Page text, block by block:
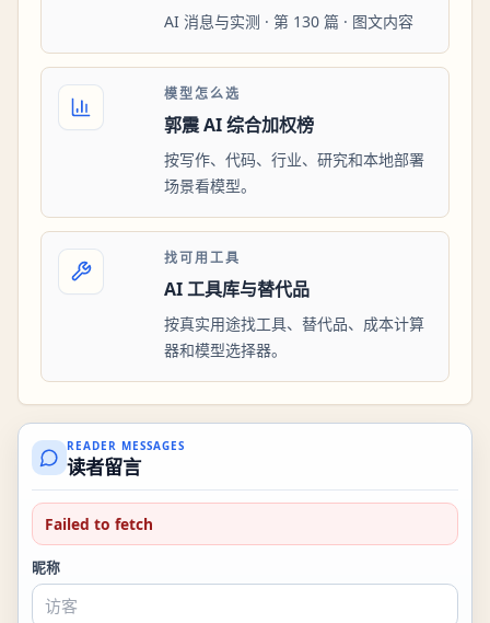
AI 消息与实测 · 第 130 篇 · 图文内容
模型怎么选
郭震 AI 综合加权榜
按写作、代码、行业、研究和本地部署
场景看模型。
找可用工具
AI 工具库与替代品
按真实用途找工具、替代品、成本计算
器和模型选择器。
READER MESSAGES
读者留言
Failed to fetch
昵称